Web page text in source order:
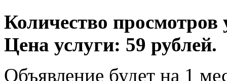
Количество просмотров
Цена услуги: 59 рублей.
Объявление будет на 1